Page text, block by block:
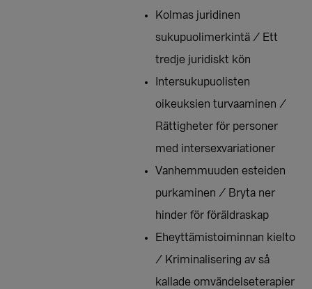
Kolmas juridinen
sukupuolimerkintä / Ett
tredje juridiskt kön
Intersukupuolisten
oikeuksien turvaaminen /
Rättigheter för personer
med intersexvariationer
Vanhemmuuden esteiden
purkaminen / Bryta ner
hinder för föräldraskap
Eheyttämistoiminnan kielto
/ Kriminalisering av så
kallade omvändelseterapier